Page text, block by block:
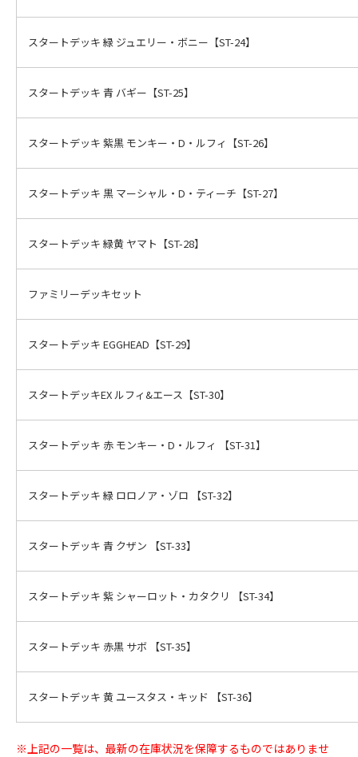
スタートデッキ 緑 ジュエリー・ボニー【ST-24】
スタートデッキ 青 バギー【ST-25】
スタートデッキ 紫黒 モンキー・D・ルフィ【ST-26】
スタートデッキ 黒 マーシャル・D・ティーチ【ST-27】
スタートデッキ 緑黄 ヤマト【ST-28】
ファミリーデッキセット
スタートデッキ EGGHEAD【ST-29】
スタートデッキEX ルフィ&エース【ST-30】
スタートデッキ 赤 モンキー・D・ルフィ 【ST-31】
スタートデッキ 緑 ロロノア・ゾロ 【ST-32】
スタートデッキ 青 クザン 【ST-33】
スタートデッキ 紫 シャーロット・カタクリ 【ST-34】
スタートデッキ 赤黒 サボ 【ST-35】
スタートデッキ 黄 ユースタス・キッド 【ST-36】
※上記の一覧は、最新の在庫状況を保障するものではありませ